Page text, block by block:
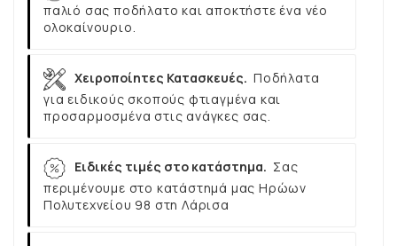
παλιό σας ποδήλατο και αποκτήστε ένα νέο
ολοκαίνουριο.
Χειροποίητες Κατασκευές. Ποδήλατα
για ειδικούς σκοπούς φτιαγμένα και
προσαρμοσμένα στις ανάγκες σας.
Ειδικές τιμές στο κατάστημα. Σας
περιμένουμε στο κατάστημά μας Ηρώων
Πολυτεχνείου 98 στη Λάρισα